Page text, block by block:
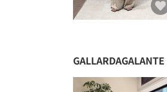
GALLARDAGALANTE